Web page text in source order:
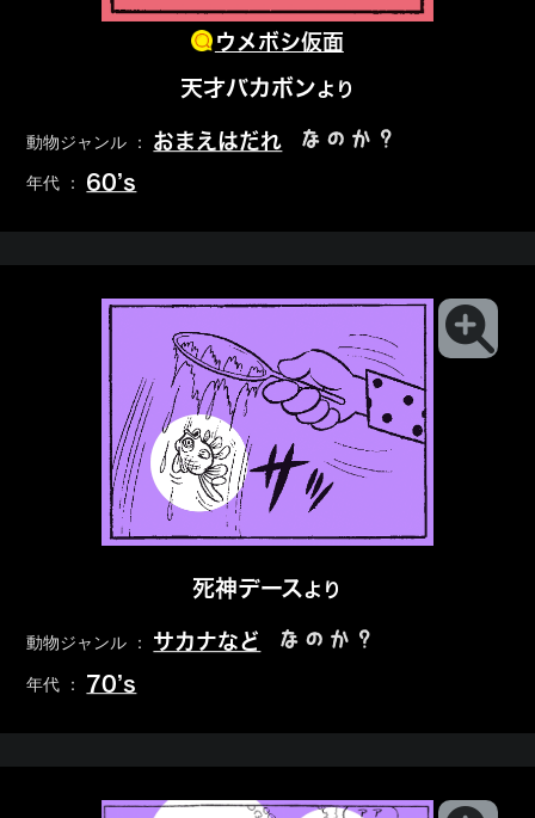
ウメボシ仮面
天才バカボンより
動物ジャンル ： おまえはだれ なのか？
年代 ： 60’s
死神デースより
動物ジャンル ： サカナなど なのか？
年代 ： 70’s